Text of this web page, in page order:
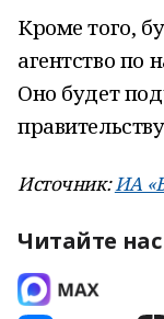
Кроме того,
агентство по
Оно будет
Источник:ИА
Читайте нас